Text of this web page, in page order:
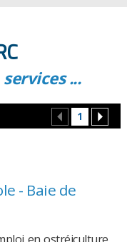
...
1
- Baie de
en ostréiculture